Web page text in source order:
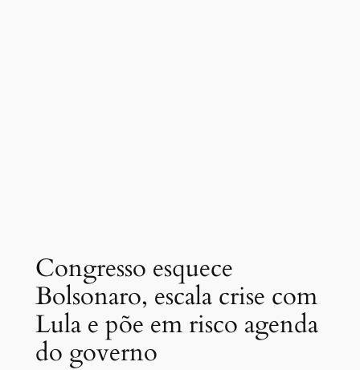
Congresso esquece
Bolsonaro, escala crise com
Lula e põe em risco agenda
do governo